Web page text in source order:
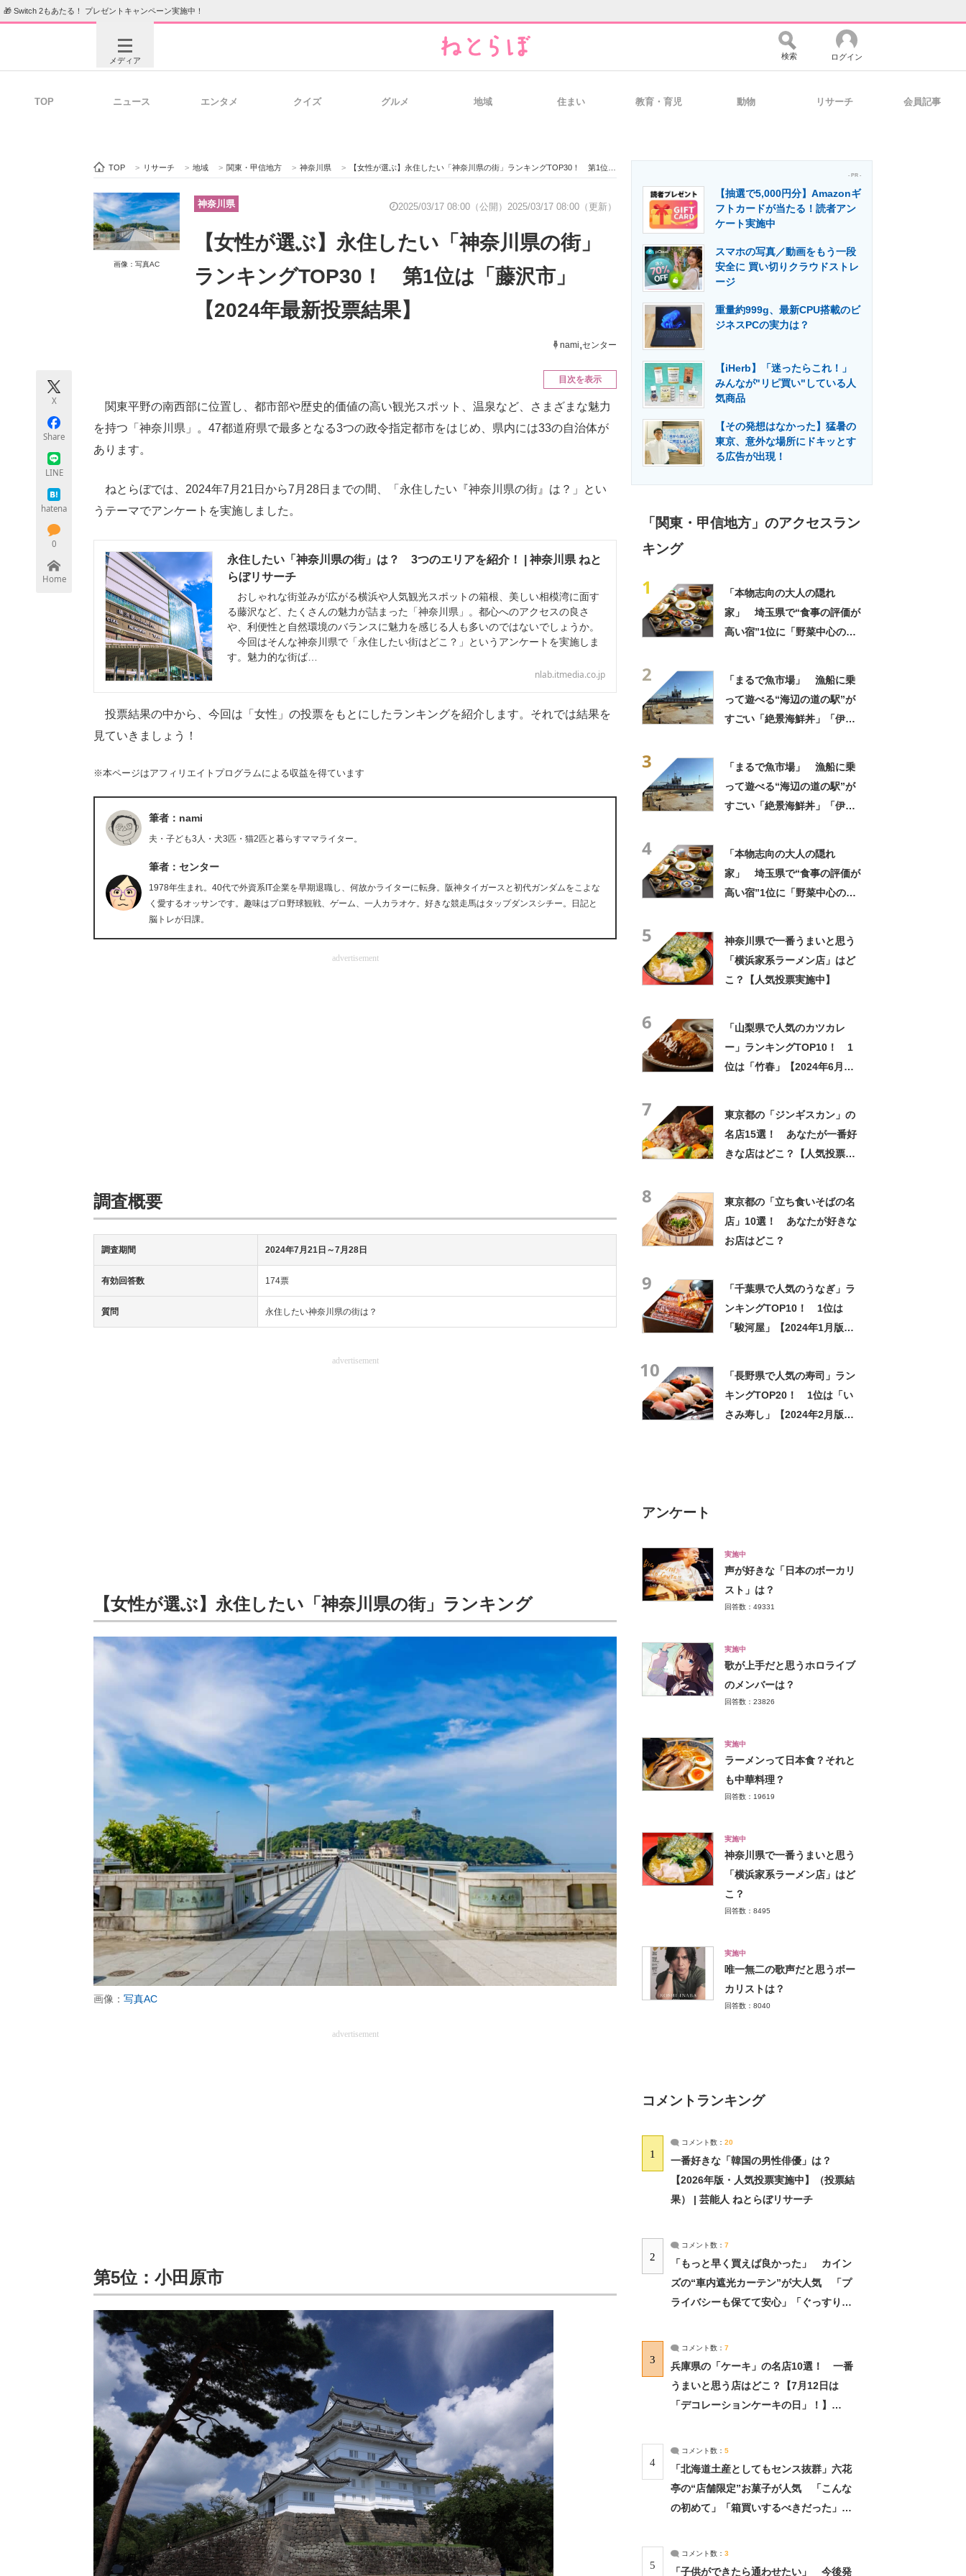
🎁 Switch 2もあたる！ プレゼントキャンペーン実施中！
メディア
ビジネスと働き方のヒント 経営リーダーのコミュニティ マーケ×ITの今がよく分かる
ITエンジニア向け専門サイト IT製品の技術・比較・事例 製造業のIT導入・活用を支援
エネルギーの専門メディア 建設×テクノロジーの最前線
ちょっと気になるネットの話題
検索 ログイン
TOP ニュース エンタメ クイズ グルメ 地域 住まい 教育・育児 動物 リサーチ 会員記事
TOP > リサーチ > 地域 > 関東・甲信地方 > 神奈川県 > 【女性が選ぶ】永住したい「神奈川県の街」ランキングTOP30！ 第1位は「藤沢市」【2024年最新投票結果】
画像：写真AC
神奈川県 2025/03/17 08:00（公開） 2025/03/17 08:00（更新）
【女性が選ぶ】永住したい「神奈川県の街」
ランキングTOP30！ 第1位は「藤沢市」
【2024年最新投票結果】
nami,センター
X
Share
LINE
hatena
0
Home
目次を表示
関東平野の南西部に位置し、都市部や歴史的価値の高い観光スポット、温泉など、さまざまな魅力
を持つ「神奈川県」。47都道府県で最多となる3つの政令指定都市をはじめ、県内には33の自治体が
あります。
ねとらぼでは、2024年7月21日から7月28日までの間、「永住したい『神奈川県の街』は？」とい
うテーマでアンケートを実施しました。
永住したい「神奈川県の街」は？ 3つのエリアを紹介！ | 神奈川県 ねと
らぼリサーチ
おしゃれな街並みが広がる横浜や人気観光スポットの箱根、美しい相模湾に面す
る藤沢など、たくさんの魅力が詰まった「神奈川県」。都心へのアクセスの良さ
や、利便性と自然環境のバランスに魅力を感じる人も多いのではないでしょうか。
今回はそんな神奈川県で「永住したい街はどこ？」というアンケートを実施しま
す。魅力的な街ば…
nlab.itmedia.co.jp
投票結果の中から、今回は「女性」の投票をもとにしたランキングを紹介します。それでは結果を
見ていきましょう！
※本ページはアフィリエイトプログラムによる収益を得ています
筆者：nami
夫・子ども3人・犬3匹・猫2匹と暮らすママライター。
筆者：センター
1978年生まれ。40代で外資系IT企業を早期退職し、何故かライターに転身。阪神タイガースと初代ガンダムをこよな
く愛するオッサンです。趣味はプロ野球観戦、ゲーム、一人カラオケ。好きな競走馬はタップダンスシチー。日記と
脳トレが日課。
advertisement
調査概要
調査期間 2024年7月21日～7月28日
有効回答数 174票
質問 永住したい神奈川県の街は？
advertisement
【女性が選ぶ】永住したい「神奈川県の街」ランキング
画像： 写真AC
advertisement
第5位：小田原市
- PR -
【抽選で5,000円分】Amazonギ
フトカードが当たる！読者アン
ケート実施中
スマホの写真／動画をもう一段
安全に 買い切りクラウドストレ
ージ
重量約999g、最新CPU搭載のビ
ジネスPCの実力は？
【iHerb】「迷ったらこれ！」
みんなが"リピ買い"している人
気商品
【その発想はなかった】猛暑の
東京、意外な場所にドキッとす
る広告が出現！
「関東・甲信地方」のアクセスラン
キング
1
「本物志向の大人の隠れ
家」 埼玉県で“食事の評価が
高い宿”1位に「野菜中心の料
2
「まるで魚市場」 漁船に乗
って遊べる“海辺の道の駅”が
すごい「絶景海鮮丼」「伊勢
3
「まるで魚市場」 漁船に乗
って遊べる“海辺の道の駅”が
すごい「絶景海鮮丼」「伊勢
4
「本物志向の大人の隠れ
家」 埼玉県で“食事の評価が
高い宿”1位に「野菜中心の料
5
神奈川県で一番うまいと思う
「横浜家系ラーメン店」はど
こ？【人気投票実施中】
6
「山梨県で人気のカツカレ
ー」ランキングTOP10！ 1
位は「竹春」【2024年6月版
7
東京都の「ジンギスカン」の
名店15選！ あなたが一番好
きな店はどこ？【人気投票実
8
東京都の「立ち食いそばの名
店」10選！ あなたが好きな
お店はどこ？
9
「千葉県で人気のうなぎ」ラ
ンキングTOP10！ 1位は
「駿河屋」【2024年1月版／
10
「長野県で人気の寿司」ラン
キングTOP20！ 1位は「い
さみ寿し」【2024年2月版／
アンケート
実施中
声が好きな「日本のボーカリ
スト」は？
回答数：49331
実施中
歌が上手だと思うホロライブ
のメンバーは？
回答数：23826
実施中
ラーメンって日本食？それと
も中華料理？
回答数：19619
実施中
神奈川県で一番うまいと思う
「横浜家系ラーメン店」はど
こ？
回答数：8495
実施中
唯一無二の歌声だと思うボー
カリストは？
回答数：8040
コメントランキング
1
コメント数： 20
一番好きな「韓国の男性俳優」は？
【2026年版・人気投票実施中】（投票結
果） | 芸能人 ねとらぼリサーチ
2
コメント数： 7
「もっと早く買えば良かった」 カイン
ズの“車内遮光カーテン”が大人気 「プ
ライバシーも保てて安心」「ぐっすり眠
3
コメント数： 7
兵庫県の「ケーキ」の名店10選！ 一番
うまいと思う店はどこ？【7月12日は
「デコレーションケーキの日」！】
4
コメント数： 5
「北海道土産としてもセンス抜群」六花
亭の“店舗限定”お菓子が人気 「こんな
の初めて」「箱買いするべきだった」
5
コメント数： 3
「子供ができたら通わせたい」 今後発